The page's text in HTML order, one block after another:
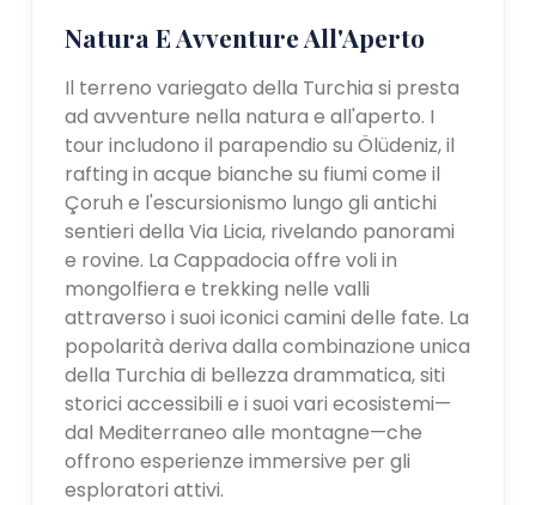
Natura E Avventure All'Aperto
Il terreno variegato della Turchia si presta
ad avventure nella natura e all'aperto. I
tour includono il parapendio su Ölüdeniz, il
rafting in acque bianche su fiumi come il
Çoruh e l'escursionismo lungo gli antichi
sentieri della Via Licia, rivelando panorami
e rovine. La Cappadocia offre voli in
mongolfiera e trekking nelle valli
attraverso i suoi iconici camini delle fate. La
popolarità deriva dalla combinazione unica
della Turchia di bellezza drammatica, siti
storici accessibili e i suoi vari ecosistemi—
dal Mediterraneo alle montagne—che
offrono esperienze immersive per gli
esploratori attivi.